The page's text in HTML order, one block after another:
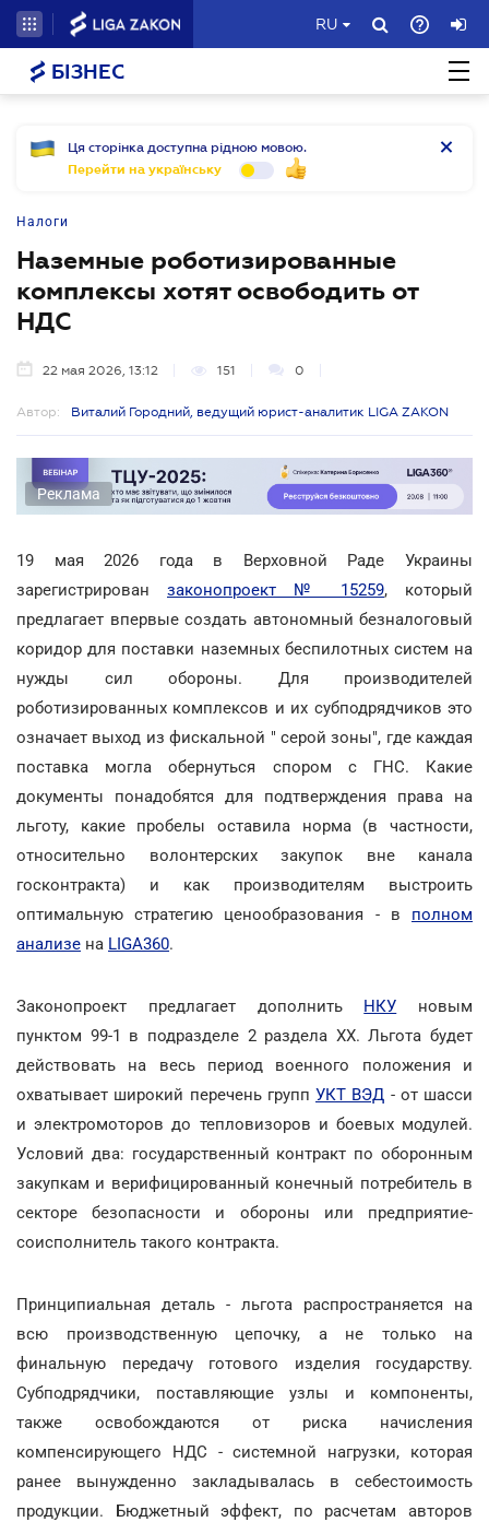
RU
БІЗНЕС
Ця сторінка доступна рідною мовою.
Перейти на українську
Налоги
Наземные роботизированные
комплексы хотят освободить от
НДС
22 мая 2026, 13:12 151 0
Автор: Виталий Городний, ведущий юрист-аналитик LIGA ZAKON
Реклама
19 мая 2026 года в Верховной Раде Украины
зарегистрирован законопроект № 15259, который
предлагает впервые создать автономный безналоговый
коридор для поставки наземных беспилотных систем на
нужды сил обороны. Для производителей
роботизированных комплексов и их субподрядчиков это
означает выход из фискальной " серой зоны", где каждая
поставка могла обернуться спором с ГНС. Какие
документы понадобятся для подтверждения права на
льготу, какие пробелы оставила норма (в частности,
относительно волонтерских закупок вне канала
госконтракта) и как производителям выстроить
оптимальную стратегию ценообразования - в полном
анализе на LIGA360.
Законопроект предлагает дополнить НКУ новым
пунктом 99-1 в подразделе 2 раздела XX. Льгота будет
действовать на весь период военного положения и
охватывает широкий перечень групп УКТ ВЭД - от шасси
и электромоторов до тепловизоров и боевых модулей.
Условий два: государственный контракт по оборонным
закупкам и верифицированный конечный потребитель в
секторе безопасности и обороны или предприятие-
соисполнитель такого контракта.
Принципиальная деталь - льгота распространяется на
всю производственную цепочку, а не только на
финальную передачу готового изделия государству.
Субподрядчики, поставляющие узлы и компоненты,
также освобождаются от риска начисления
компенсирующего НДС - системной нагрузки, которая
ранее вынужденно закладывалась в себестоимость
продукции. Бюджетный эффект, по расчетам авторов